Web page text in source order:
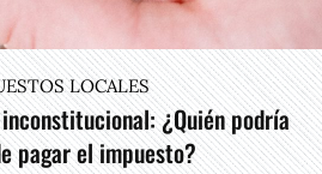
LOCALES
¿Quién podría
pagar el impuesto?